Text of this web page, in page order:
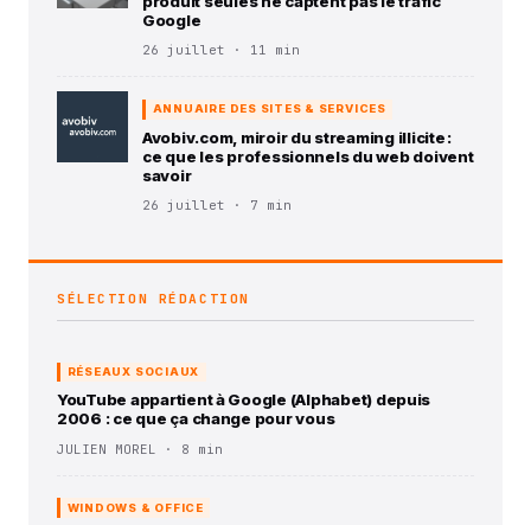
Google
26 juillet · 11 min
ANNUAIRE DES SITES & SERVICES
Avobiv.com, miroir du streaming illicite :
ce que les professionnels du web doivent
savoir
26 juillet · 7 min
SÉLECTION RÉDACTION
RÉSEAUX SOCIAUX
YouTube appartient à Google (Alphabet) depuis
2006 : ce que ça change pour vous
JULIEN MOREL · 8 min
WINDOWS & OFFICE